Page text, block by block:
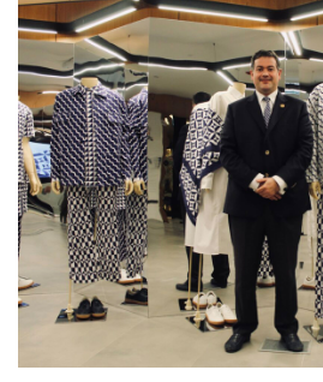
SIGA-NOS